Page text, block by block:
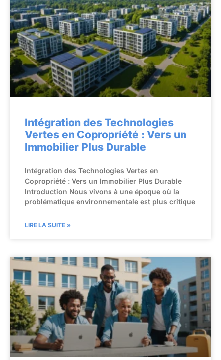
Intégration des Technologies
Vertes en Copropriété : Vers un
Immobilier Plus Durable
Intégration des Technologies Vertes en
Copropriété : Vers un Immobilier Plus Durable
Introduction Nous vivons à une époque où la
problématique environnementale est plus critique
LIRE LA SUITE »